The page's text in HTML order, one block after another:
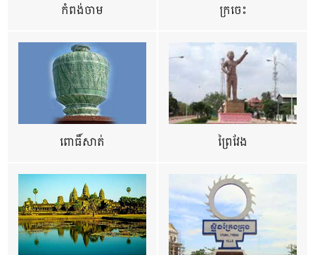
កំពង់ចាម ក្រចេះ
ពោធិ៍សាត់ ព្រៃវែង